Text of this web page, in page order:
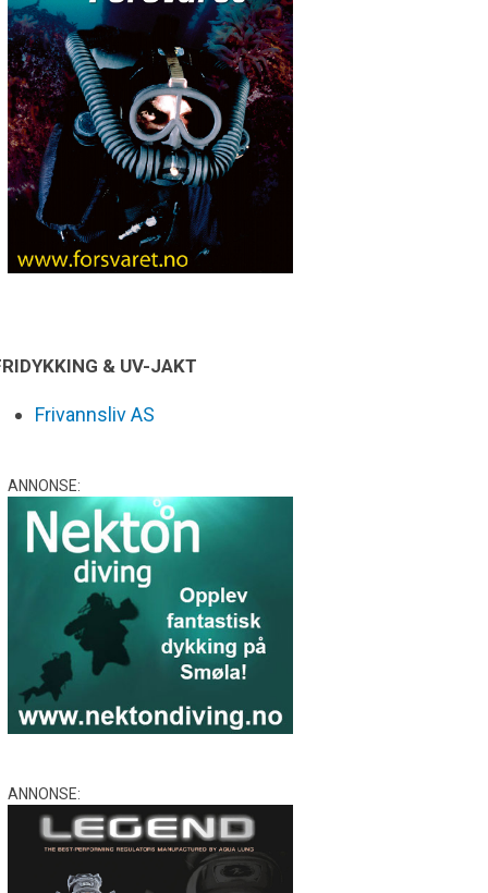
& UV-JAKT
Frivannsliv AS
ANNONSE:
ANNONSE: